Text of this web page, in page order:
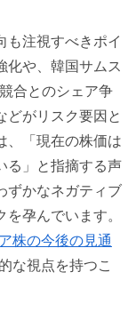
も注視すべきポイ
化や、韓国サムス
合とのシェア争
どがリスク要因と
、「現在の株価は
る」と指摘する声
ずかなネガティブ
孕んでいます。
株の今後の見通
な視点を持つこ